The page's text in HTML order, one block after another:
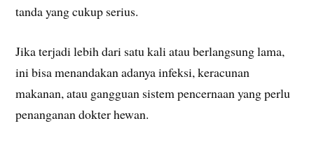
tanda yang cukup serius.
Jika terjadi lebih dari satu kali atau berlangsung lama,
ini bisa menandakan adanya infeksi, keracunan
makanan, atau gangguan sistem pencernaan yang perlu
penanganan dokter hewan.